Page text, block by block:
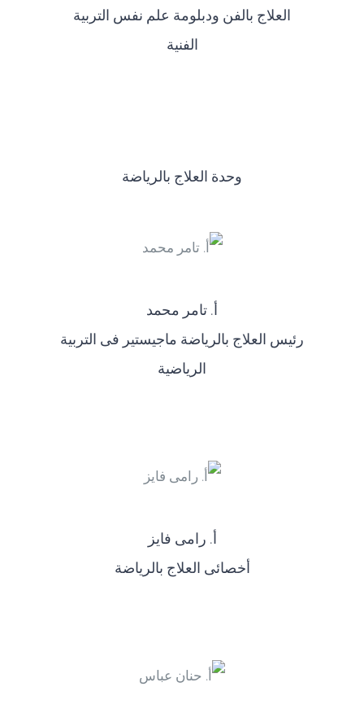
العلاج بالفن ودبلومة علم نفس التربية
الفنية
وحدة العلاج بالرياضة
أ‌. تامر محمد
رئيس العلاج بالرياضة ماجيستير فى التربية
الرياضية
أ‌. رامى فايز
أخصائى العلاج بالرياضة